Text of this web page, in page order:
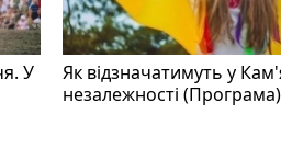
У
Як відзначатимуть у
незалежності (Програма)